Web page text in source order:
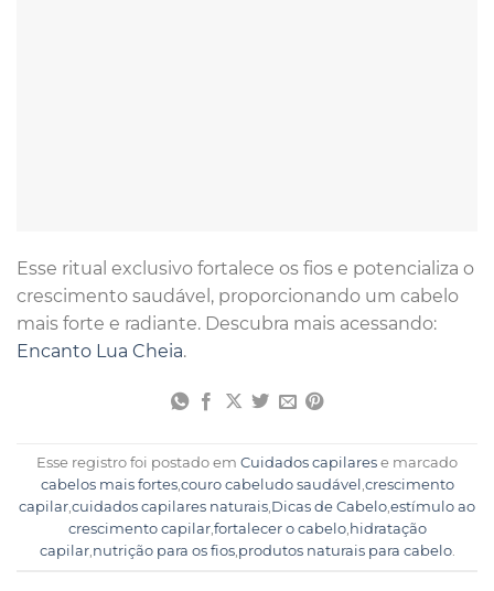
Esse ritual exclusivo fortalece os fios e potencializa o
crescimento saudável, proporcionando um cabelo
mais forte e radiante. Descubra mais acessando:
Encanto Lua Cheia.
Esse registro foi postado em Cuidados capilares e marcado
cabelos mais fortes, couro cabeludo saudável crescimento
capilar cuidados capilares naturais Dicas de Cabelo estímulo ao
crescimento capilar, fortalecer o cabelo, hidratação
capilar, nutrição para os fios, produtos naturais para cabelo.